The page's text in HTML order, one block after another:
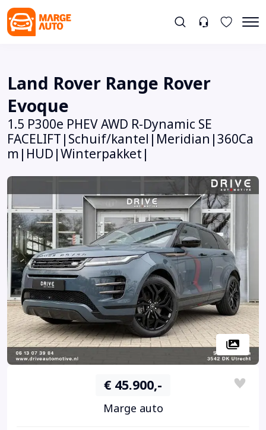
Land Rover Range Rover
Evoque
1.5 P300e PHEV AWD R-Dynamic SE
FACELIFT|Schuif/kantel|Meridian|360Ca
m|HUD|Winterpakket|
€ 45.900,-
Marge auto